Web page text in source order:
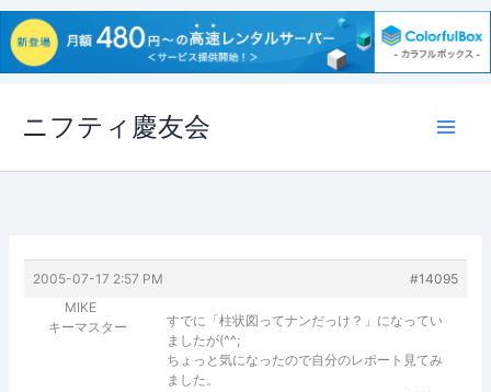
ス
ニフティ慶友会
2005-07-17 2:57 PM
#14095
MIKE
キーマスター
すでに「柱状図ってナンだっけ？」になってい
ましたが(^^;
ちょっと気になったので自分のレポート見てみ
ました。